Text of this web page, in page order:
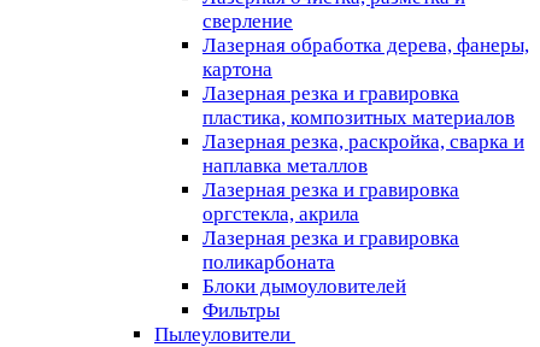
сверление
Лазерная обработка дерева, фанеры,
картона
Лазерная резка и гравировка
пластика, композитных материалов
Лазерная резка, раскройка, сварка и
наплавка металлов
Лазерная резка и гравировка
оргстекла, акрила
Лазерная резка и гравировка
поликарбоната
Блоки дымоуловителей
Фильтры
Пылеуловители